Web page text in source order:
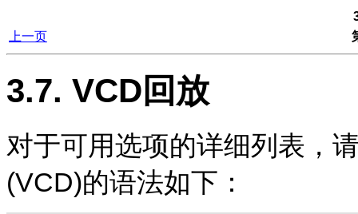
上一页
3.7. VCD回放
对于可用选项的详细列表，
(VCD)的语法如下：